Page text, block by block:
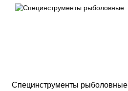
Специнструменты рыболовные